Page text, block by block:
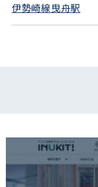
伊勢崎線曳舟駅